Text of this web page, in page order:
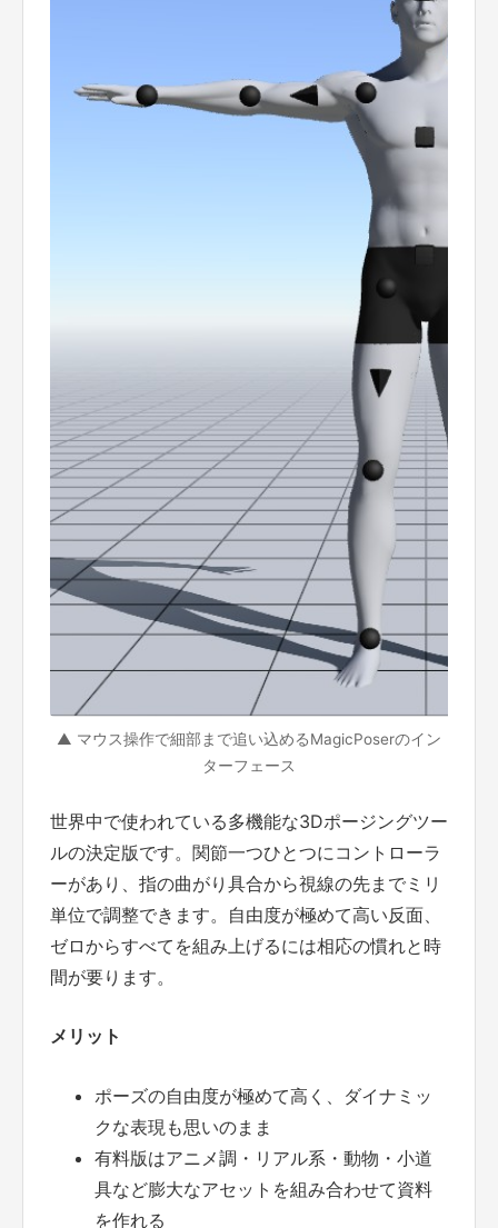
▲ マウス操作で細部まで追い込めるMagicPoserのイン
ターフェース
世界中で使われている多機能な3Dポージングツー
ルの決定版です。関節一つひとつにコントローラ
ーがあり、指の曲がり具合から視線の先までミリ
単位で調整できます。自由度が極めて高い反面、
ゼロからすべてを組み上げるには相応の慣れと時
間が要ります。
メリット
ポーズの自由度が極めて高く、ダイナミッ
クな表現も思いのまま
有料版はアニメ調・リアル系・動物・小道
具など膨大なアセットを組み合わせて資料
を作れる